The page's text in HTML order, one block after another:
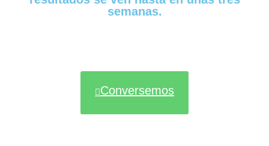
semanas.
Conversemos